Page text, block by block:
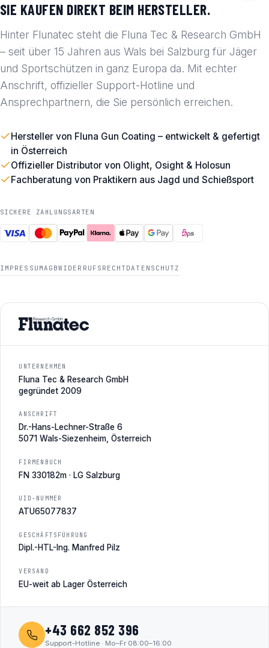
SIE KAUFEN DIREKT BEIM HERSTELLER.
Hinter Flunatec steht die Fluna Tec & Research GmbH
– seit über 15 Jahren aus Wals bei Salzburg für Jäger
und Sportschützen in ganz Europa da. Mit echter
Anschrift, offizieller Support-Hotline und
Ansprechpartnern, die Sie persönlich erreichen.
Hersteller von Fluna Gun Coating – entwickelt & gefertigt
in Österreich
Offizieller Distributor von Olight, Osight & Holosun
Fachberatung von Praktikern aus Jagd und Schießsport
SICHERE ZAHLUNGSARTEN
IMPRESSUM AGBWIDERRUFSRECHT DATENSCHUTZ
UNTERNEHMEN
Fluna Tec & Research GmbH
gegründet 2009
ANSCHRIFT
Dr.-Hans-Lechner-Straße 6
5071 Wals-Siezenheim, Österreich
FIRMENBUCH
FN 330182m · LG Salzburg
UID-NUMMER
ATU65077837
GESCHÄFTSFÜHRUNG
Dipl.-HTL-Ing. Manfred Pilz
VERSAND
EU-weit ab Lager Österreich
+43 662 852 396
Support-Hotline · Mo–Fr 08:00–16:00